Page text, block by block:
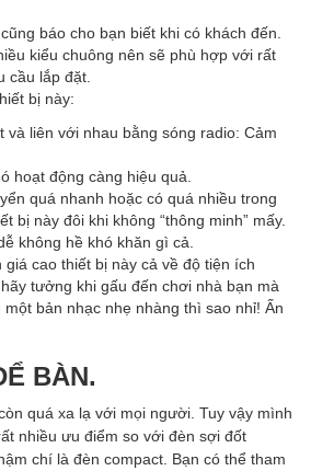
báo cho bạn biết khi có khách đến.
kiểu chuông nên sẽ phù hợp với rất
cầu lắp đặt.
bị này:
và liên với nhau bằng sóng radio: Cảm
hoạt động càng hiệu quả.
quá nhanh hoặc có quá nhiều trong
bị này đôi khi không “thông minh” mấy.
không hề khó khăn gì cả.
cao thiết bị này cả về độ tiện ích
tưởng khi gấu đến chơi nhà bạn mà
bản nhạc nhẹ nhàng thì sao nhỉ! Ấn
BÀN.
quá xa lạ với mọi người. Tuy vậy mình
nhiều ưu điểm so với đèn sợi đốt
chí là đèn compact. Bạn có thể tham